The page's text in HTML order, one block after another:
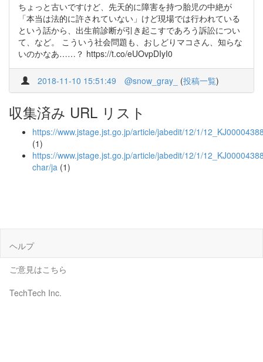
ちょっと古いですけど、先天的に障害を持つ胎児の中絶が
「本当は法的に許されていない」けど現場では行われている
という話から、出生前診断が引き起こすであろう訴訟につい
て、など。 こういう社会問題も、おしどりマコさん、知らな
いのかなあ……？ https://t.co/eUOvpDIyI0
2018-11-10 15:51:49 @snow_gray_ (投稿一覧)
収集済み URL リスト
https://www.jstage.jst.go.jp/article/jabedit/12/1/
(1)
https://www.jstage.jst.go.jp/article/jabedit/12/1/
char/ja (1)
ヘルプ
ご意見はこちら
TechTech Inc.